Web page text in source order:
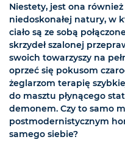
Niestety, jest ona
niedoskonałej natury, w
ciało są ze sobą
skrzydeł szalonej
swoich towarzyszy na
oprzeć się pokusom
żeglarzom terapię
do masztu płynącego
demonem. Czy to samo
postmodernistycznym
samego siebie?